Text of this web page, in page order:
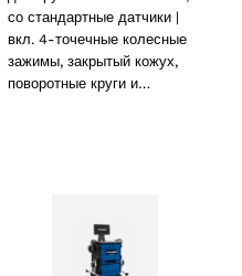
со стандартные датчики |
вкл. 4-точечные колесные
зажимы, закрытый кожух,
поворотные круги и…